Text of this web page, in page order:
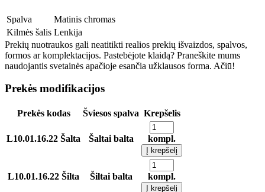
Spalva
Matinis chromas
Kilmės šalis Lenkija
Prekių nuotraukos gali neatitikti realios prekių išvaizdos, spalvos,
formos ar komplektacijos. Pastebėjote klaidą? Praneškite mums
naudojantis svetainės apačioje esančia užklausos forma. Ačiū!
Prekės modifikacijos
Prekės kodas Šviesos spalva Krepšelis
L10.01.16.22 Šalta Šaltai balta kompl.
Į krepšelį
L10.01.16.22 Šilta Šiltai balta kompl.
Į krepšelį